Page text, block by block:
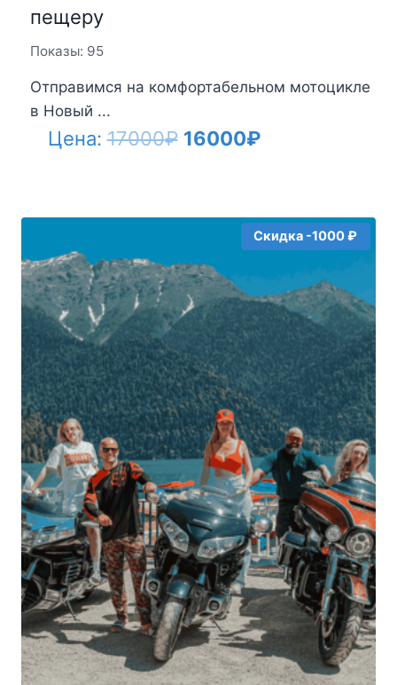
пещеру
Показы: 95
Отправимся на комфортабельном мотоцикле
в Новый ...
Цена:17000₽ Первоначальная
17000₽.
16000₽Текущая
Скидка -1000 ₽